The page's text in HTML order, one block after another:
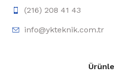
(216) 208 41 43
info@ykteknik.com.tr